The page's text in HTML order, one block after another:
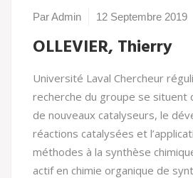
Par Admin 12 Septembre 2019
OLLEVIER, Thierry
Université Laval Chercheur
recherche du groupe se situent
de nouveaux catalyseurs, le
réactions catalysées et
méthodes à la synthèse
actif en chimie organique de